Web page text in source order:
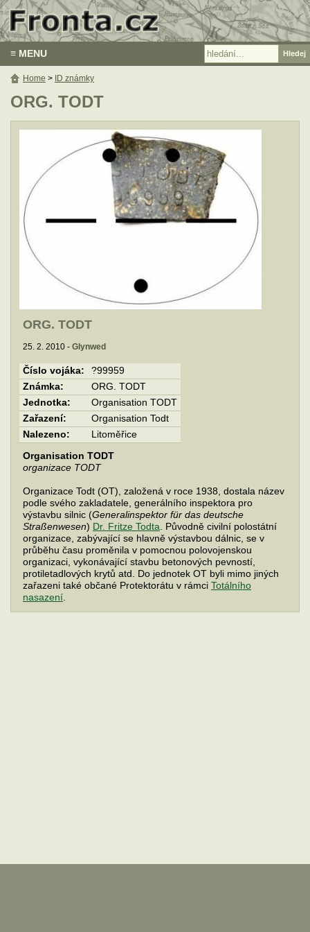
≡ MENU
ORG. TODT
ORG. TODT
25. 2. 2010 - Glynwed
Číslo vojáka:
?99959
Známka:
ORG. TODT
Jednotka:
Organisation TODT
Zařazení:
Organisation Todt
Nalezeno:
Litoměřice
Organisation TODT
organizace TODT
Organizace Todt (OT), založená v roce 1938, dostala název
podle svého zakladatele, generálního inspektora pro
výstavbu silnic (Generalinspektor für das deutsche
Straßenwesen) Dr. Fritze Todta. Původně civilní polostátní
organizace, zabývající se hlavně výstavbou dálnic, se v
průběhu času proměnila v pomocnou polovojenskou
organizaci, vykonávající stavbu betonových pevností,
protiletadlových krytů atd. Do jednotek OT byli mimo jiných
zařazeni také občané Protektorátu v rámci Totálního
nasazení.
Home > ID známky